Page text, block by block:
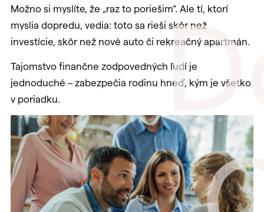
Možno si myslíte, že „raz to poriešim“. Ale tí, ktorí
myslia dopredu, vedia: toto sa rieši skôr než
investície, skôr než nové auto či rekreačný apartmán.
Tajomstvo finančne zodpovedných ľudí je
jednoduché – zabezpečia rodinu hneď, kým je všetko
v poriadku.